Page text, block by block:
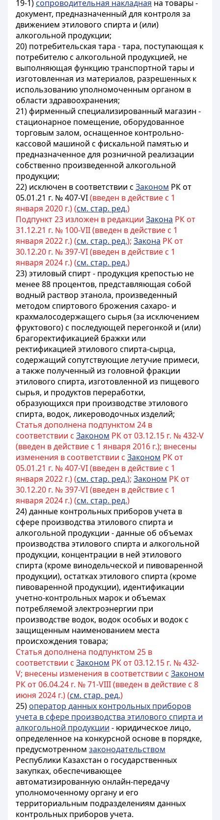
19-1) сопроводительная накладная на товары -
документ, предназначенный для контроля за
движением этилового спирта и (или)
алкогольной продукции;
20) потребительская тара - тара, поступающая к
потребителю с алкогольной продукцией, не
выполняющая функцию транспортной тары и
изготовленная из материалов, разрешенных к
использованию уполномоченным органом в
области здравоохранения;
21) фирменный специализированный магазин -
стационарное помещение, оборудованное
торговым залом, оснащенное контрольно-
кассовой машиной с фискальной памятью и
предназначенное для розничной реализации
собственно произведенной алкогольной
продукции;
22) исключен в соответствии с Законом РК от
05.01.21 г. № 407-VI(введен в действие с 1
января 2020 г.) (см. стар. ред.)
Подпункт 23 изложен в редакции Закона РК от
31.12.21 г. № 100-VII (введен в действие с 1
января 2022 г.) (см. стар. ред.); Закона РК от
30.12.20 г. № 397-VI (введен в действие с 1
января 2024 г.) (см. стар. ред.)
23) этиловый спирт - продукция крепостью не
менее 88 процентов, представляющая собой
водный раствор этанола, произведенный
методом спиртового брожения сахаро- и
крахмалосодержащего сырья (за исключением
фруктового) с последующей перегонкой и (или)
брагоректификацией бражки или
ректификацией этилового спирта-сырца,
содержащий сопутствующие летучие примеси,
а также полученный из головной фракции
этилового спирта, изготовленной из пищевого
сырья, и продуктов переработки,
образующихся при производстве этилового
спирта, водок, ликероводочных изделий;
Статья дополнена подпунктом 24 в
соответствии с Законом РК от 03.12.15 г. № 432-V
(введен в действие с 1 января 2016 г.); внесены
изменения в соответствии с Законом РК от
05.01.21 г. № 407-VI (введен в действие с 1
января 2022 г.) (см. стар. ред.); Законом РК от
30.12.20 г. № 397-VI (введен в действие с 1
января 2024 г.) (см. стар. ред.)
24) данные контрольных приборов учета в
сфере производства этилового спирта и
алкогольной продукции - данные об объемах
производства этилового спирта и алкогольной
продукции, концентрации в ней этилового
спирта (кроме винодельческой и пивоваренной
продукции), остатках этилового спирта (кроме
пивоваренной продукции), идентификации
учетно-контрольных марок и объемах
потребляемой электроэнергии при
производстве водок, водок особых и водок с
защищенным наименованием места
происхождения товара;
Статья дополнена подпунктом 25 в
соответствии с Законом РК от 03.12.15 г. № 432-
V; внесены изменения в соответствии с Законом
РК от 06.04.24 г. № 71-VIII (введен в действие с 8
июня 2024 г.) (см. стар. ред.)
25) оператор данных контрольных приборов
учета в сфере производства этилового спирта и
алкогольной продукции - юридическое лицо,
определенное на конкурсной основе в порядке,
предусмотренном законодательством
Республики Казахстан о государственных
закупках, обеспечивающее
автоматизированную онлайн-передачу
уполномоченному органу и его
территориальным подразделениям данных
контрольных приборов учета.